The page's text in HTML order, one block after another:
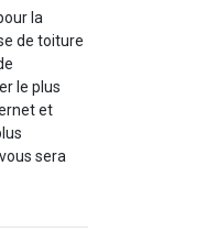
la
de toiture
le plus
et
sera